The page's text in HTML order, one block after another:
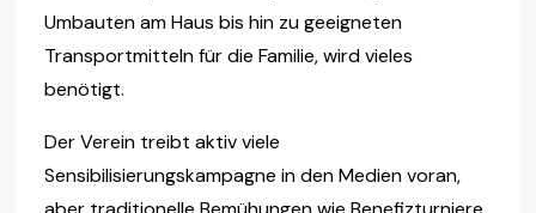
Umbauten am Haus bis hin zu geeigneten
Transportmitteln für die Familie, wird vieles
benötigt.
Der Verein treibt aktiv viele
Sensibilisierungskampagne in den Medien voran,